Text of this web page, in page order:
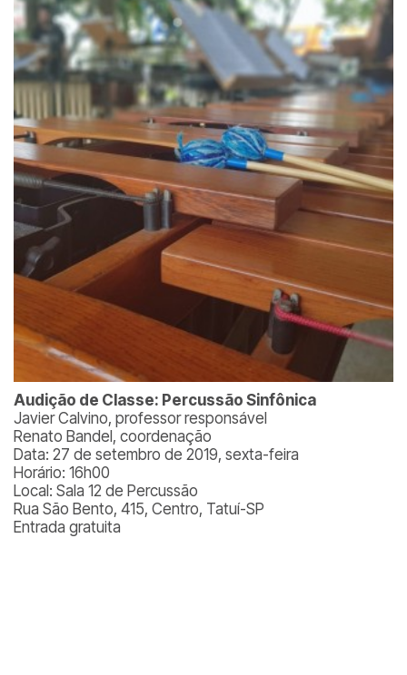
Audição de Classe: Percussão Sinfônica
Javier Calvino, professor responsável
Renato Bandel, coordenação
Data: 27 de setembro de 2019, sexta-feira
Horário: 16h00
Local: Sala 12 de Percussão
Rua São Bento, 415, Centro, Tatuí-SP
Entrada gratuita